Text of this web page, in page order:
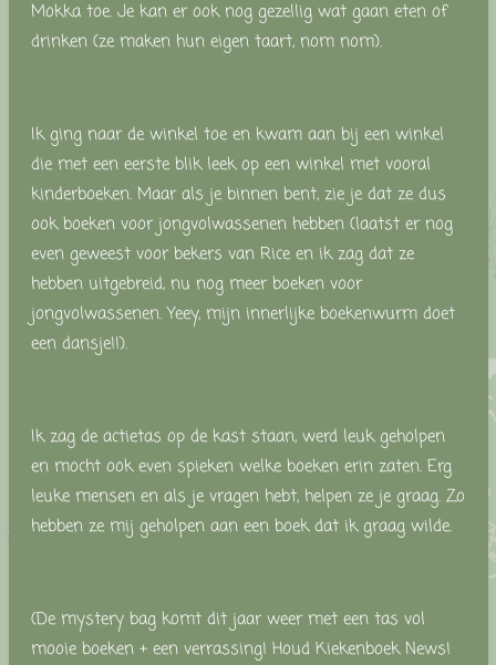
Mokka toe. Je kan er ook nog gezellig wat gaan eten of
drinken (ze maken hun eigen taart, nom nom).
Ik ging naar de winkel toe en kwam aan bij een winkel
die met een eerste blik leek op een winkel met vooral
kinderboeken. Maar als je binnen bent, zie je dat ze dus
ook boeken voor jongvolwassenen hebben (laatst er nog
even geweest voor bekers van Rice en ik zag dat ze
hebben uitgebreid, nu nog meer boeken voor
jongvolwassenen. Yeey, mijn innerlijke boekenwurm doet
een dansje!!).
Ik zag de actietas op de kast staan, werd leuk geholpen
en mocht ook even spieken welke boeken erin zaten. Erg
leuke mensen en als je vragen hebt, helpen ze je graag. Zo
hebben ze mij geholpen aan een boek dat ik graag wilde.
(De mystery bag komt dit jaar weer met een tas vol
mooie boeken + een verrassing! Houd Kiekenboek News!